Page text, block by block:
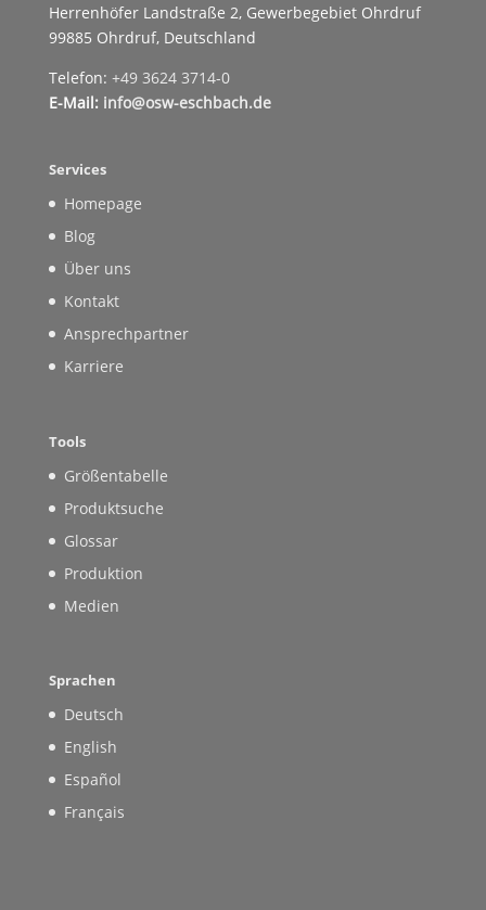
Herrenhöfer Landstraße 2, Gewerbegebiet Ohrdruf
99885 Ohrdruf, Deutschland
Telefon: +49 3624 3714-0
E-Mail: info@osw-eschbach.de
Services
Homepage
Blog
Über uns
Kontakt
Ansprechpartner
Karriere
Tools
Größentabelle
Produktsuche
Glossar
Produktion
Medien
Sprachen
Deutsch
English
Español
Français